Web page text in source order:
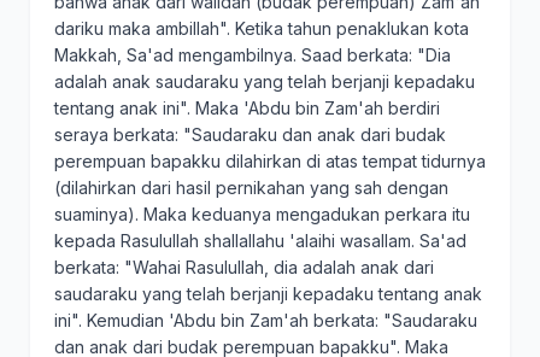
dariku maka ambillah". Ketika tahun penaklukan kota
Makkah, Sa'ad mengambilnya. Saad berkata: "Dia
adalah anak saudaraku yang telah berjanji kepadaku
tentang anak ini". Maka 'Abdu bin Zam'ah berdiri
seraya berkata: "Saudaraku dan anak dari budak
perempuan bapakku dilahirkan di atas tempat tidurnya
(dilahirkan dari hasil pernikahan yang sah dengan
suaminya). Maka keduanya mengadukan perkara itu
kepada Rasulullah shallallahu 'alaihi wasallam. Sa'ad
berkata: "Wahai Rasulullah, dia adalah anak dari
saudaraku yang telah berjanji kepadaku tentang anak
ini". Kemudian 'Abdu bin Zam'ah berkata: "Saudaraku
dan anak dari budak perempuan bapakku". Maka